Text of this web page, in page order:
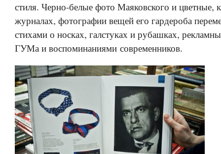
стиля. Черно-белые фото Маяковского и цветные,
журналах, фотографии вещей его гардероба
стихами о носках, галстуках и рубашках,
ГУМа и воспоминаниями современников.